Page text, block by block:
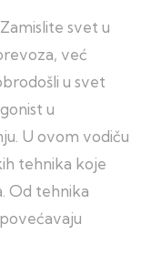
svet u
već
u svet
u
U ovom vodiču
tehnika koje
Od tehnika